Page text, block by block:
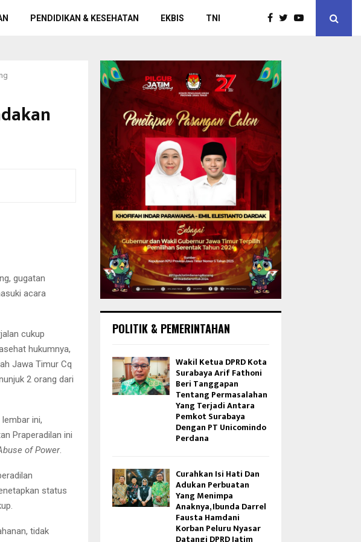
PENDIDIKAN & KESEHATAN EKBIS TNI
gugatan
acara
cukup
hukumnya,
Jawa Timur Cq
2 orang dari
ini,
Praperadilan ini
of Power.
status
tidak
POLITIK & PEMERINTAHAN
Wakil Ketua DPRD Kota
Surabaya Arif Fathoni
Beri Tanggapan
Tentang Permasalahan
Yang Terjadi Antara
Pemkot Surabaya
Dengan PT Unicomindo
Perdana
Curahkan Isi Hati Dan
Adukan Perbuatan
Yang Menimpa
Anaknya, Ibunda Darrel
Fausta Hamdani
Korban Peluru Nyasar
Datangi DPRD Jatim